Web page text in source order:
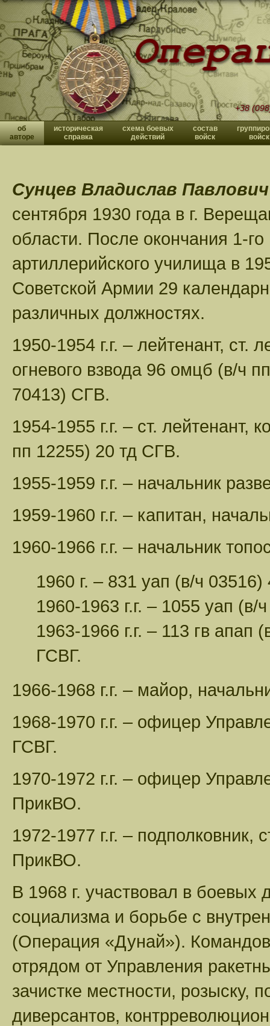
+38
об
авторе
историческая
справка
схема боевых
действий
состав
войск
войск
Сунцев Владислав Павлович
сентября 1930 года в г.
области. После окончания 1-го
артиллерийского училища в
Советской Армии 29
различных должностях.
1950-1954 г.г. – лейтенант, ст.
огневого взвода 96 омцб (в/ч
70413) СГВ.
1954-1955 г.г. – ст. лейтенант,
пп 12255) 20 тд СГВ.
1955-1959 г.г. – начальник
1959-1960 г.г. – капитан,
1960-1966 г.г. – начальник
1960 г. – 831 уап (в/ч
1960-1963 г.г. – 1055 уап
1963-1966 г.г. – 113 гв
ГСВГ.
1966-1968 г.г. – майор,
1968-1970 г.г. – офицер
ГСВГ.
1970-1972 г.г. – офицер
ПрикВО.
1972-1977 г.г. –
ПрикВО.
В 1968 г. участвовал в боевых
социализма и борьбе с
(Операция «Дунай»).
отрядом от Управления
зачистке местности, розыску,
диверсантов,